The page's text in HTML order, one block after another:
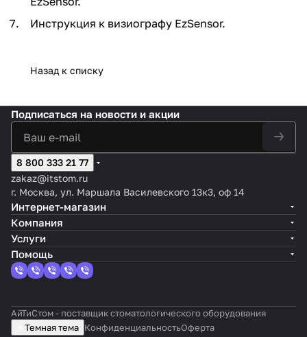
Инструкция к визиографу EzSensor.
Назад к списку
Подписаться на новости и акции
8 800 333 21 77
zakaz@itstom.ru
г. Москва, ул. Маршала Василевского 13к3, оф 14
Интернет-магазин
Компания
Услуги
Помощь
АйТиСтом - поставщик стоматологического оборудования
Темная тема КонфиденциальностьОферта